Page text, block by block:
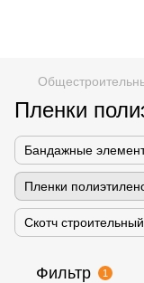
Пленки
Бандажные
Пленки
Скотч строительный
Фильтр 1